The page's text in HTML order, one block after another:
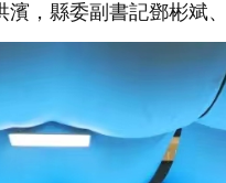
，縣委副書記鄧彬斌